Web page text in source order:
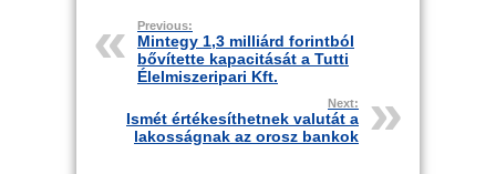
Previous:
Mintegy 1,3 milliárd forintból
bővítette kapacitását a Tutti
Élelmiszeripari Kft.
Next:
Ismét értékesíthetnek valutát a
lakosságnak az orosz bankok